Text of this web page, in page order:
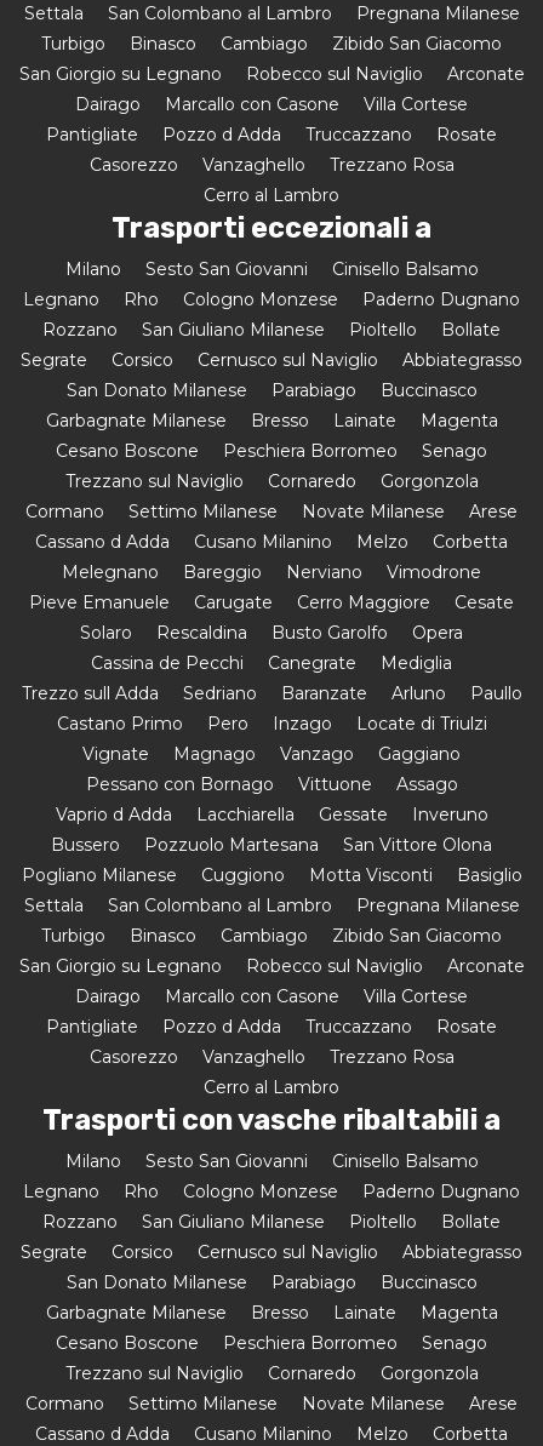
Settala
San Colombano al Lambro
Pregnana Milanese
Turbigo
Binasco Cambiago
Zibido San Giacomo
San Giorgio su Legnano
Robecco sul Naviglio
Arconate
Dairago
Marcallo con Casone
Villa Cortese
Pantigliate
Pozzo d Adda Truccazzano
Rosate
Casorezzo
Vanzaghello
Trezzano Rosa
Cerro al Lambro
Trasporti eccezionali a
Milano Sesto San Giovanni
Cinisello Balsamo
Legnano
Rho Cologno Monzese
Paderno Dugnano
Rozzano
San Giuliano Milanese Pioltello
Bollate
Segrate
Corsico Cernusco sul Naviglio
Abbiategrasso
San Donato Milanese
Parabiago
Buccinasco
Garbagnate Milanese
Bresso Lainate
Magenta
Cesano Boscone
Peschiera Borromeo
Senago
Trezzano sul Naviglio
Cornaredo
Gorgonzola
Cormano
Settimo Milanese Novate Milanese
Arese
Cassano d Adda
Cusano Milanino Melzo
Corbetta
Melegnano
Bareggio Nerviano
Vimodrone
Pieve Emanuele
Carugate Cerro Maggiore
Cesate
Solaro
Rescaldina Busto Garolfo
Opera
Cassina de Pecchi
Canegrate
Mediglia
Trezzo sull Adda
Sedriano Baranzate Arluno
Paullo
Castano Primo
Pero Inzago
Locate di Triulzi
Vignate
Magnago Vanzago
Gaggiano
Pessano con Bornago
Vittuone
Assago
Vaprio d Adda
Lacchiarella Gessate
Inveruno
Bussero
Pozzuolo Martesana
San Vittore Olona
Pogliano Milanese
Cuggiono Motta Visconti
Basiglio
Settala
San Colombano al Lambro
Pregnana Milanese
Turbigo
Binasco Cambiago
Zibido San Giacomo
San Giorgio su Legnano
Robecco sul Naviglio
Arconate
Dairago
Marcallo con Casone
Villa Cortese
Pantigliate
Pozzo d Adda Truccazzano
Rosate
Casorezzo
Vanzaghello
Trezzano Rosa
Cerro al Lambro
Trasporti con vasche ribaltabili a
Milano Sesto San Giovanni
Cinisello Balsamo
Legnano
Rho Cologno Monzese
Paderno Dugnano
Rozzano
San Giuliano Milanese Pioltello
Bollate
Segrate
Corsico Cernusco sul Naviglio
Abbiategrasso
San Donato Milanese
Parabiago
Buccinasco
Garbagnate Milanese
Bresso Lainate
Magenta
Cesano Boscone
Peschiera Borromeo
Senago
Trezzano sul Naviglio
Cornaredo
Gorgonzola
Cormano
Settimo Milanese Novate Milanese
Arese
Cassano d Adda
Cusano Milanino Melzo
Corbetta